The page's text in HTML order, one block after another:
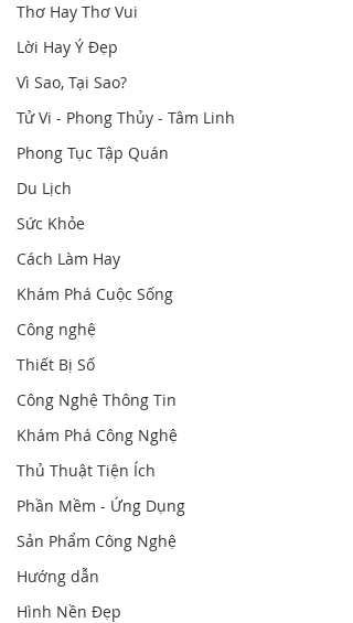
Thơ Hay Thơ Vui
Lời Hay Ý Đẹp
Vì Sao, Tại Sao?
Tử Vi - Phong Thủy - Tâm Linh
Phong Tục Tập Quán
Du Lịch
Sức Khỏe
Cách Làm Hay
Khám Phá Cuộc Sống
Công nghệ
Thiết Bị Số
Công Nghệ Thông Tin
Khám Phá Công Nghệ
Thủ Thuật Tiện Ích
Phần Mềm - Ứng Dụng
Sản Phẩm Công Nghệ
Hướng dẫn
Hình Nền Đẹp